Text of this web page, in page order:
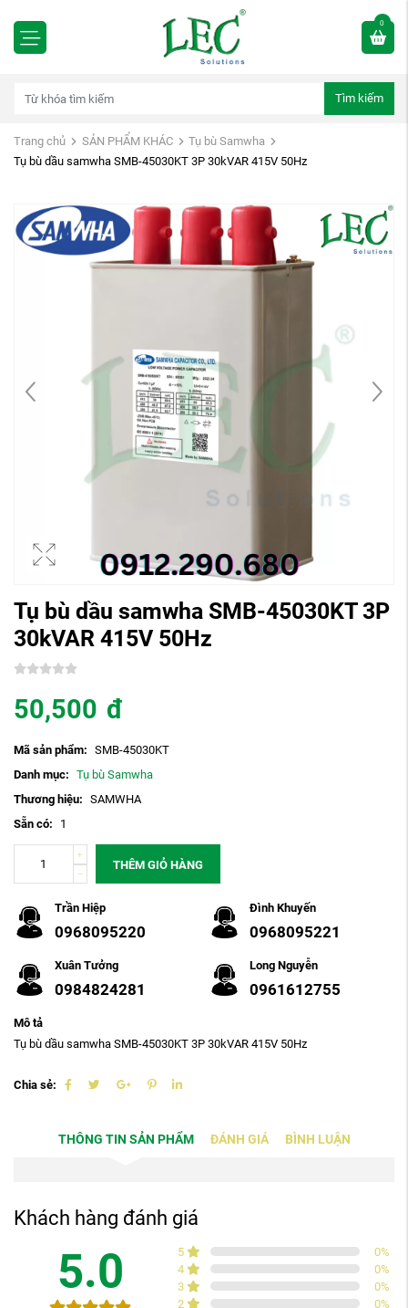
0
Tìm kiếm
Trang chủ SẢN PHẨM KHÁC
Tụ bù Samwha
Tụ bù dầu samwha SMB-45030KT 3P 30kVAR 415V 50Hz
Tụ bù dầu samwha SMB-45030KT 3P
30kVAR 415V 50Hz
50,500 đ
Mã sản phẩm: SMB-45030KT
Danh mục: Tụ bù Samwha
Thương hiệu: SAMWHA
Sẵn có:
1
THÊM GIỎ HÀNG
Trần Hiệp
0968095220
Đình Khuyến
0968095221
Xuân Tưởng
0984824281
Long Nguyễn
0961612755
Mô tả
Tụ bù dầu samwha SMB-45030KT 3P 30kVAR 415V 50Hz
Chia sẻ:
THÔNG TIN SẢN PHẨM ĐÁNH GIÁ BÌNH LUẬN
Khách hàng đánh giá
5.0 5 0%
4
0%
3
0%
2
0%